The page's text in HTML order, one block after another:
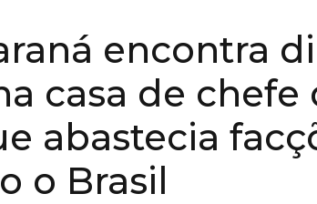
encontra
casa de chefe
abastecia
o Brasil